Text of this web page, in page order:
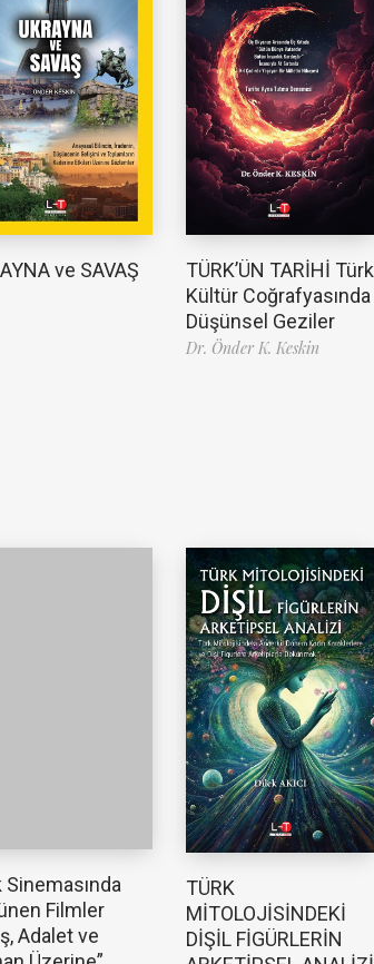
ve SAVAŞ
TÜRK’ÜN TARİHİ Türk
Kültür Coğrafyasında
Düşünsel Geziler
Dr. Önder K. Keskin
Sinemasında
Filmler
Adalet ve
TÜRK
MİTOLOJİSİNDEKİ
DİŞİL FİGÜRLERİN